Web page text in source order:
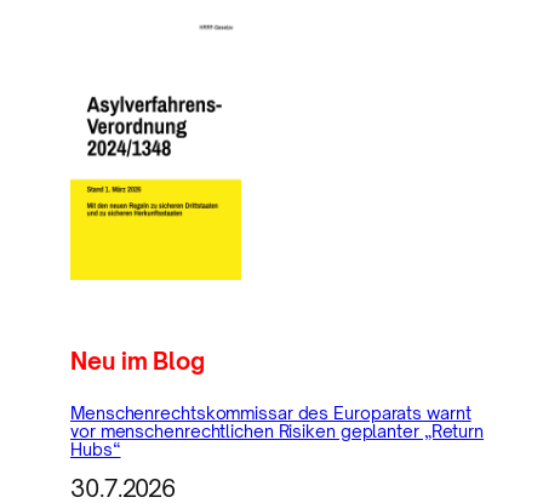
Neu im Blog
Menschenrechtskommissar des Europarats warnt
vor menschenrechtlichen Risiken geplanter „Return
Hubs“
30.7.2026